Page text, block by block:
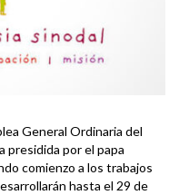
General Ordinaria del
presidida por el papa
comienzo a los trabajos
hasta el 29 de